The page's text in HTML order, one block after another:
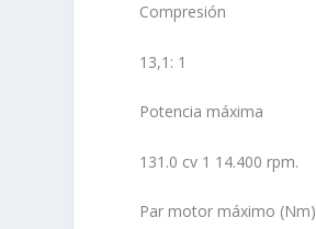
Compresión
13,1: 1
Potencia máxima
131.0 cv 1 14.400 rpm.
Par motor máximo (Nm)